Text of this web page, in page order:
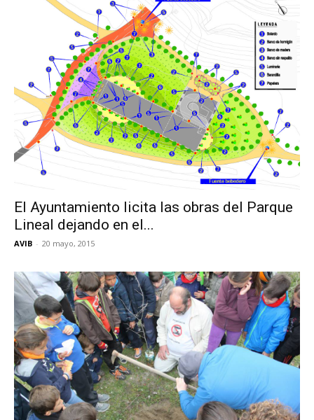
El Ayuntamiento licita las obras del Parque
Lineal dejando en el...
AVIB - 20 mayo, 2015